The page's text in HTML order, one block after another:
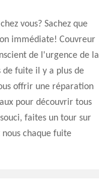
vous? Sachez que
immédiate! Couvreur
de l'urgence de la
fuite il y a plus de
offrir une réparation
pour découvrir tous
faites un tour sur
chaque fuite